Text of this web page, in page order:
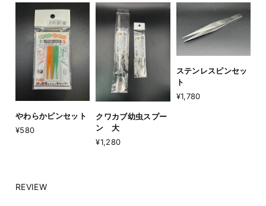
やわらかピンセット
¥580
クワカブ幼虫スプー
ン 大
¥1,280
ステンレスピンセッ
ト
¥1,780
REVIEW